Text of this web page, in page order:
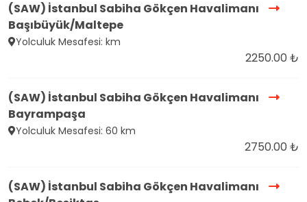
(SAW) İstanbul Sabiha Gökçen Havalimanı
Başıbüyük/Maltepe
Yolculuk Mesafesi: km
2250.00 ₺
(SAW) İstanbul Sabiha Gökçen Havalimanı
Bayrampaşa
Yolculuk Mesafesi: 60 km
2750.00 ₺
(SAW) İstanbul Sabiha Gökçen Havalimanı